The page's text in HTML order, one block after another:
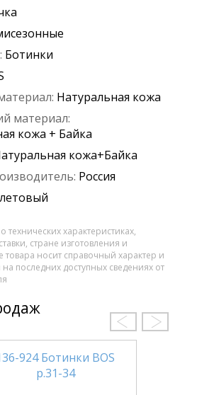
Ботинки
Натуральная кожа
материал:
кожа + Байка
кожа+Байка
Россия
характеристиках,
стране изготовления и
носит справочный характер и
на последних доступных сведениях от
924 Ботинки BOS
р.31-34